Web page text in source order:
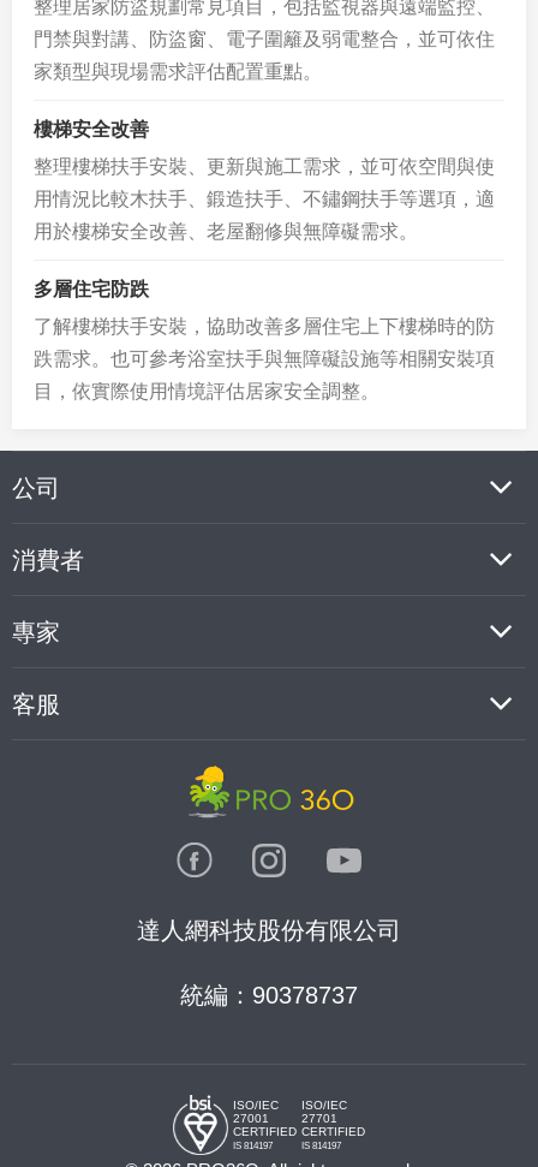
整理居家防盜規劃常見項目，包括監視器與遠端監控、
門禁與對講、防盜窗、電子圍籬及弱電整合，並可依住
家類型與現場需求評估配置重點。
樓梯安全改善
整理樓梯扶手安裝、更新與施工需求，並可依空間與使
用情況比較木扶手、鍛造扶手、不鏽鋼扶手等選項，適
用於樓梯安全改善、老屋翻修與無障礙需求。
多層住宅防跌
了解樓梯扶手安裝，協助改善多層住宅上下樓梯時的防
跌需求。也可參考浴室扶手與無障礙設施等相關安裝項
目，依實際使用情境評估居家安全調整。
公司
消費者
專家
客服
達人網科技股份有限公司
統編：90378737
ISO/IEC
27001
CERTIFIED
IS 814197
ISO/IEC
27701
CERTIFIED
IS 814197